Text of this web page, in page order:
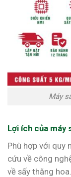
Máy
Lợi ích của máy
Phù hợp với quy
cứu về công
về sấy thăng hoa.